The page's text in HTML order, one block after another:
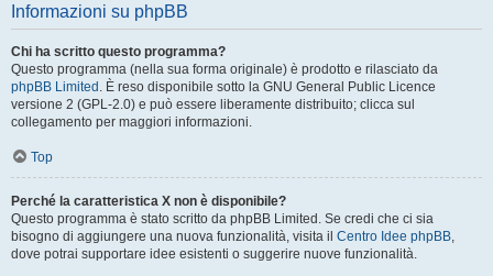
Informazioni su phpBB
Chi ha scritto questo programma?
Questo programma (nella sua forma originale) è prodotto e rilasciato da
phpBB Limited . È reso disponibile sotto la GNU General Public Licence
versione 2 (GPL-2.0) e può essere liberamente distribuito; clicca sul
collegamento per maggiori informazioni.
Top
Perché la caratteristica X non è disponibile?
Questo programma è stato scritto da phpBB Limited. Se credi che ci sia
bisogno di aggiungere una nuova funzionalità, visita il Centro Idee phpBB,
dove potrai supportare idee esistenti o suggerire nuove funzionalità.